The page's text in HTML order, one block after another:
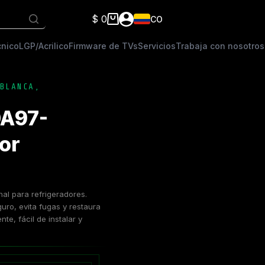
Carro
compra
$ 0 CO
LGP/AcrilicoFirmware de TVsServiciosTrabaja con nosotros
para refrigeradores.
evita fugas y restaura
fácil de instalar y